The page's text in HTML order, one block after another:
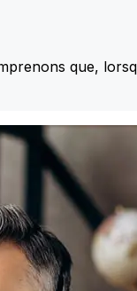
que,